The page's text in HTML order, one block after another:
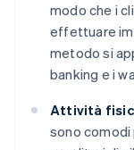
modo che i
effettuare
metodo si
banking e i
Attività
sono comodi